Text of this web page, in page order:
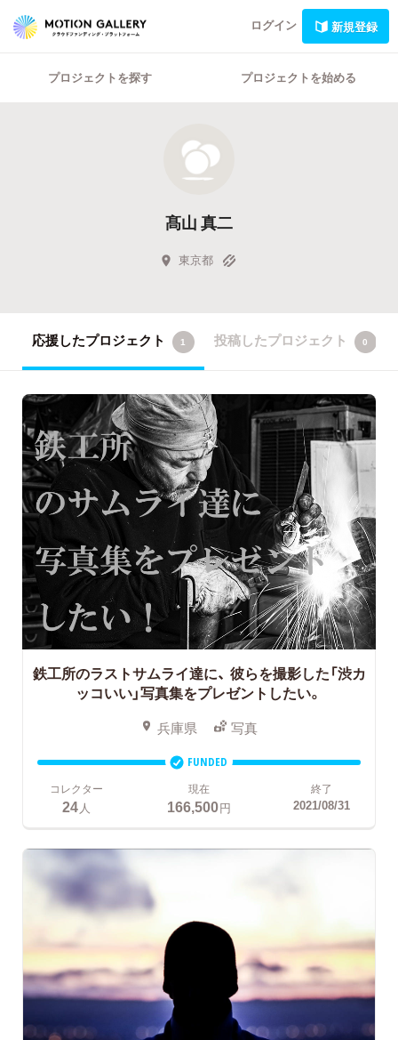
ログイン 新規登録
プロジェクトを探す プロジェクトを始める
髙山 真二
東京都
応援したプロジェクト 1 投稿したプロジェクト 0
鉄工所のラストサムライ達に、 彼らを撮影した「渋カ
ッコいい」写真集をプレゼントしたい。
兵庫県 写真
FUNDED
コレクター
24 人
現在
166,500円
終了
2021/08/31